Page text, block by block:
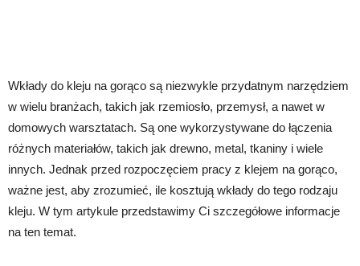
Wkłady do kleju na gorąco są niezwykle przydatnym narzędziem
w wielu branżach, takich jak rzemiosło, przemysł, a nawet w
domowych warsztatach. Są one wykorzystywane do łączenia
różnych materiałów, takich jak drewno, metal, tkaniny i wiele
innych. Jednak przed rozpoczęciem pracy z klejem na gorąco,
ważne jest, aby zrozumieć, ile kosztują wkłady do tego rodzaju
kleju. W tym artykule przedstawimy Ci szczegółowe informacje
na ten temat.